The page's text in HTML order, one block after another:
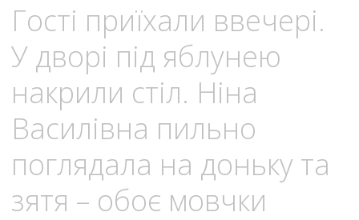
Гості приїхали ввечері.
У дворі під яблунею
накрили стіл. Ніна
Василівна пильно
поглядала на доньку та
зятя – обоє мовчки